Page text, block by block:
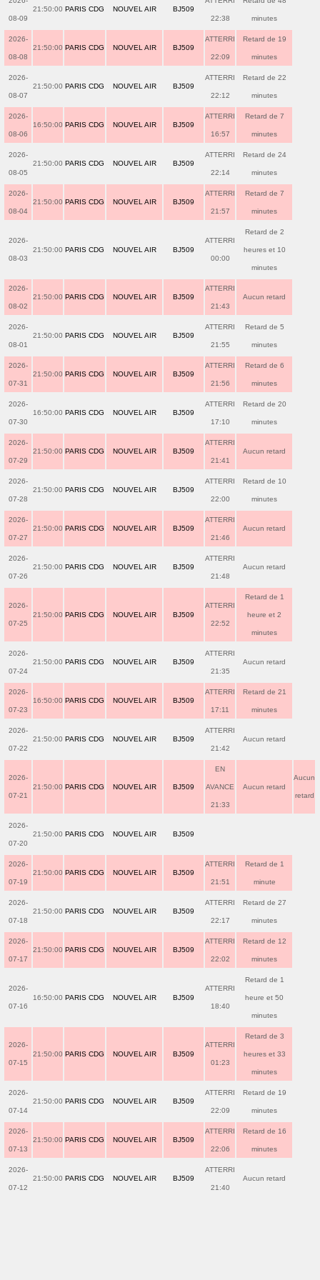
08-09
21:50:00 PARIS CDG NOUVEL AIR BJ509
22:38 minutes
2026-
08-08
21:50:00 PARIS CDG NOUVEL AIR BJ509
ATTERRI
22:09
Retard de 19
minutes
2026-
08-07
21:50:00 PARIS CDG NOUVEL AIR BJ509
ATTERRI
22:12
Retard de 22
minutes
2026-
08-06
16:50:00 PARIS CDG NOUVEL AIR BJ509
ATTERRI
16:57
Retard de 7
minutes
2026-
08-05
21:50:00 PARIS CDG NOUVEL AIR BJ509
ATTERRI
22:14
Retard de 24
minutes
2026-
08-04
21:50:00 PARIS CDG NOUVEL AIR BJ509
ATTERRI
21:57
Retard de 7
minutes
2026-
08-03
21:50:00 PARIS CDG NOUVEL AIR BJ509
ATTERRI
00:00
Retard de 2
heures et 10
minutes
2026-
08-02
21:50:00 PARIS CDG NOUVEL AIR BJ509
ATTERRI
21:43
Aucun retard
2026-
08-01
21:50:00 PARIS CDG NOUVEL AIR BJ509
ATTERRI
21:55
Retard de 5
minutes
2026-
07-31
21:50:00 PARIS CDG NOUVEL AIR BJ509
ATTERRI
21:56
Retard de 6
minutes
2026-
07-30
16:50:00 PARIS CDG NOUVEL AIR BJ509
ATTERRI
17:10
Retard de 20
minutes
2026-
07-29
21:50:00 PARIS CDG NOUVEL AIR BJ509
ATTERRI
21:41
Aucun retard
2026-
07-28
21:50:00 PARIS CDG NOUVEL AIR BJ509
ATTERRI
22:00
Retard de 10
minutes
2026-
07-27
21:50:00 PARIS CDG NOUVEL AIR BJ509
ATTERRI
21:46
Aucun retard
2026-
07-26
21:50:00 PARIS CDG NOUVEL AIR BJ509
ATTERRI
21:48
Aucun retard
2026-
07-25
21:50:00 PARIS CDG NOUVEL AIR BJ509
ATTERRI
22:52
Retard de 1
heure et 2
minutes
2026-
07-24
21:50:00 PARIS CDG NOUVEL AIR BJ509
ATTERRI
21:35
Aucun retard
2026-
07-23
16:50:00 PARIS CDG NOUVEL AIR BJ509
ATTERRI
17:11
Retard de 21
minutes
2026-
07-22
21:50:00 PARIS CDG NOUVEL AIR BJ509
ATTERRI
21:42
Aucun retard
2026-
07-21
21:50:00 PARIS CDG NOUVEL AIR BJ509
EN
AVANCE
21:33
Aucun retard
Aucun
retard
2026-
07-20
21:50:00 PARIS CDG NOUVEL AIR BJ509
2026-
07-19
21:50:00 PARIS CDG NOUVEL AIR BJ509
ATTERRI
21:51
Retard de 1
minute
2026-
07-18
21:50:00 PARIS CDG NOUVEL AIR BJ509
ATTERRI
22:17
Retard de 27
minutes
2026-
07-17
21:50:00 PARIS CDG NOUVEL AIR BJ509
ATTERRI
22:02
Retard de 12
minutes
2026-
07-16
16:50:00 PARIS CDG NOUVEL AIR BJ509
ATTERRI
18:40
Retard de 1
heure et 50
minutes
2026-
07-15
21:50:00 PARIS CDG NOUVEL AIR BJ509
ATTERRI
01:23
Retard de 3
heures et 33
minutes
2026-
07-14
21:50:00 PARIS CDG NOUVEL AIR BJ509
ATTERRI
22:09
Retard de 19
minutes
2026-
07-13
21:50:00 PARIS CDG NOUVEL AIR BJ509
ATTERRI
22:06
Retard de 16
minutes
2026-
07-12
21:50:00 PARIS CDG NOUVEL AIR BJ509
ATTERRI
21:40
Aucun retard